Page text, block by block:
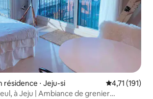
⋅ Jeju-si Évaluation
4,71 (191)
à Jeju | Ambiance de grenier